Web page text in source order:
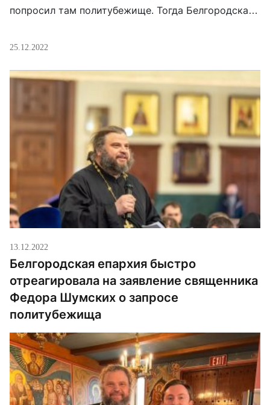
попросил там политубежище. Тогда Белгородская
сообщалось, что священник был трижды запрещен
Америки» оспаривает содержимое отзыва, а
указание на трехкратный запрет и вовсе называет
клеветой. Он […]
25.12.2022
13.12.2022
Белгородская епархия быстро
отреагировала на заявление священника
Федора Шумских о запросе
политубежища